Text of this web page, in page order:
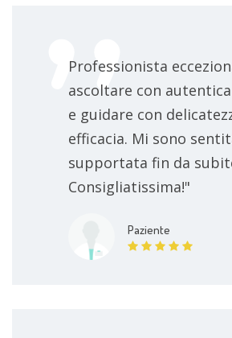
Professionista
ascoltare con
e guidare con
efficacia. Mi sono
supportata fin da
Consigliatissima!"
Paziente